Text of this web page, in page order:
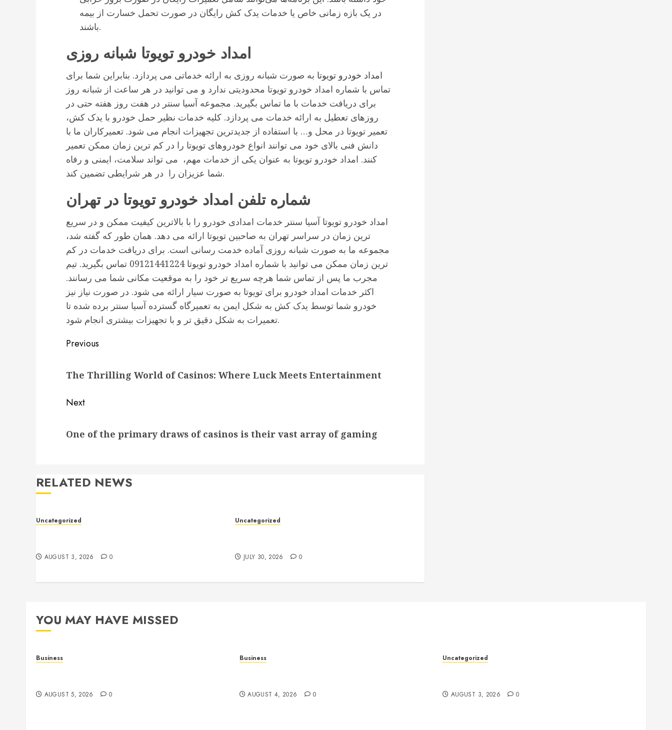
در یک بازه زمانی خاص یا خدمات یدک کش رایگان در صورت تحمل خسارت از بیمه
باشند.
امداد خودرو تویوتا شبانه روزی
امداد خودرو تویوتا به صورت شبانه روزی به ارائه خدماتی می پردازد. بنابراین شما برای
تماس با شماره امداد خودرو تویوتا محدودیتی ندارد و می توانید در هر ساعت از شبانه روز
برای دریافت خدمات با ما تماس بگیرید. مجموعه آسیا سنتر در هفت روز هفته حتی در
روزهای تعطیل به ارائه خدمات می پردازد. کلیه خدمات نظیر حمل خودرو با یدک کش،
تعمیر تویوتا در محل و… با استفاده از جدیدترین تجهیزات انجام می شود. تعمیرکاران ما با
دانش فنی بالای خود می توانند انواع خودروهای تویوتا را در کم ترین زمان ممکن تعمیر
کنند. امداد خودرو تویوتا به عنوان یکی از خدمات مهم، می تواند سلامت، ایمنی و رفاه
شما عزیزان را در هر شرایطی تضمین کند.
شماره تلفن امداد خودرو تویوتا در تهران
امداد خودرو تویوتا آسیا سنتر خدمات امدادی خودرو را با بالاترین کیفیت ممکن و در سریع
ترین زمان در سراسر تهران به صاحبین تویوتا ارائه می دهد. همان طور که گفته شد،
مجموعه ما به صورت شبانه روزی آماده خدمت رسانی است. برای دریافت خدمات در کم
ترین زمان ممکن می توانید با شماره امداد خودرو تویوتا 09121441224 تماس بگیرید. تیم
مجرب ما پس از تماس شما هرچه سریع تر خود را به موقعیت مکانی شما می رسانند.
اکثر خدمات امداد خودرو برای تویوتا به صورت سیار ارائه می شود. در صورت نیاز نیز
خودرو شما توسط یدک کش به شکل ایمن به تعمیرگاه گسترده آسیا سنتر برده شده تا
تعمیرات به شکل دقیق تر و با تجهیزات بیشتری انجام شود.
Post
Previous
post:
The Thrilling World of Casinos: Where Luck Meets Entertainment
Next
post:
One of the primary draws of casinos is their vast array of gaming
RELATED NEWS
Uncategorized
AUGUST 3, 2026 0
Uncategorized
JULY 30, 2026 0
YOU MAY HAVE MISSED
Business
AUGUST 5, 2026 0
Business
AUGUST 4, 2026 0
Uncategorized
AUGUST 3, 2026 0